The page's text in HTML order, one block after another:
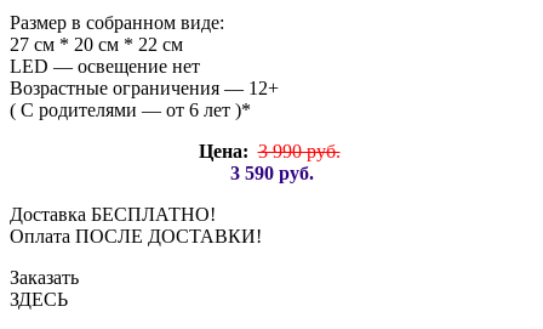
Размер в собранном виде:
27 см * 20 см * 22 см
LED — освещение нет
Возрастные ограничения — 12+
( С родителями — от 6 лет )*
Цена: 3 990 руб.
3 590 руб.
Доставка БЕСПЛАТНО!
Оплата ПОСЛЕ ДОСТАВКИ!
Заказать
ЗДЕСЬ